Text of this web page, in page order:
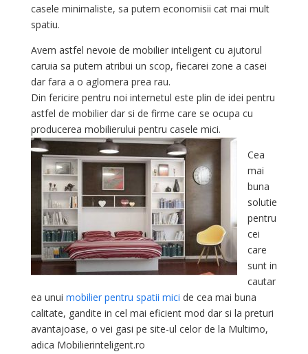
casele minimaliste, sa putem economisii cat mai mult
spatiu.
Avem astfel nevoie de mobilier inteligent cu ajutorul
caruia sa putem atribui un scop, fiecarei zone a casei
dar fara a o aglomera prea rau.
Din fericire pentru noi internetul este plin de idei pentru
astfel de mobilier dar si de firme care se ocupa cu
producerea mobilierului pentru casele mici.
Cea
mai
buna
solutie
pentru
cei
care
sunt in
cautar
ea unui mobilier pentru spatii mici de cea mai buna
calitate, gandite in cel mai eficient mod dar si la preturi
avantajoase, o vei gasi pe site-ul celor de la Multimo,
adica Mobilierinteligent.ro